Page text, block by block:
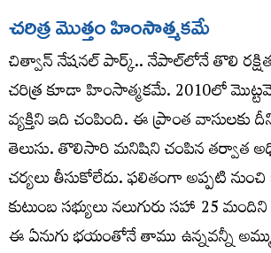
చరిత్ర మొత్తం హింసాత్మకమే
చిత్వాన్‌ నేషనల్‌ పార్క్‌.. నేపాల్‌లోనే తొలి రక్షిత
చరిత్ర కూడా హింసాత్మకమే. 2010లో
వ్యక్తిని ఇది చంపింది. ఈ ప్రాంత
తెలుసు. తొలిసారి మనిషిని చంపిన తర్వాత
చర్యలు తీసుకోలేదు. ఫలితంగా అప్పటి
కుటుంబ సభ్యులు నలుగురు సహా 25
ఈ ఏనుగు భయంతోనే తాము ఉన్నవన్నీ